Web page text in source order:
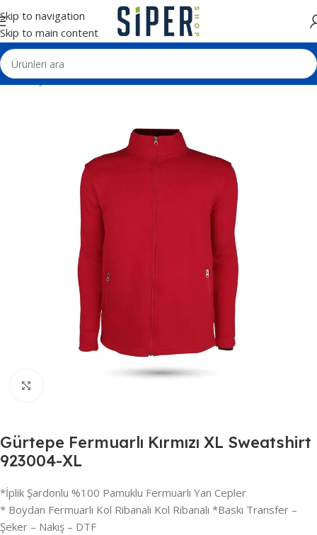
Skip to navigation
Skip to main content
Ana Sayfa Tekstil Ürünleri Sweatshirt
Gürtepe Fermuarlı Kırmızı XL Sweatshirt
923004-XL
*İplik Şardonlu %100 Pamuklu Fermuarlı Yan Cepler
* Boydan Fermuarlı Kol Ribanalı Kol Ribanalı *Baskı Transfer –
Şeker – Nakış – DTF